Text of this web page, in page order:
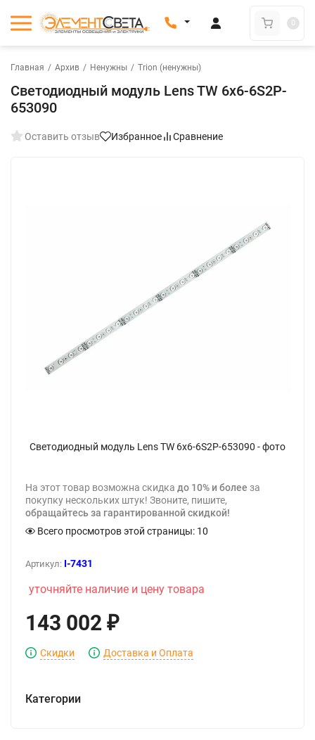
0
Главная / Архив / Ненужны / Trion (ненужны)
Светодиодный модуль Lens TW 6x6-6S2P-
653090
Оставить отзыв Избранное Сравнение
Светодиодный модуль Lens TW 6x6-6S2P-653090 - фото
На этот товар возможна скидка до 10% и более за
покупку нескольких штук! Звоните, пишите,
обращайтесь за гарантированной скидкой!
Всего просмотров этой страницы: 10
Артикул: I-7431
уточняйте наличие и цену товара
143 002 ₽
Скидки Доставка и Оплата
Категории